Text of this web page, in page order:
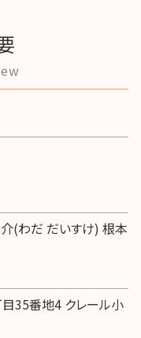
(わだ だいすけ) 根本
35番地4 クレール小